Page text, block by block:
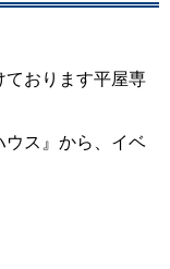
ております平屋専
ウス』から、イベ